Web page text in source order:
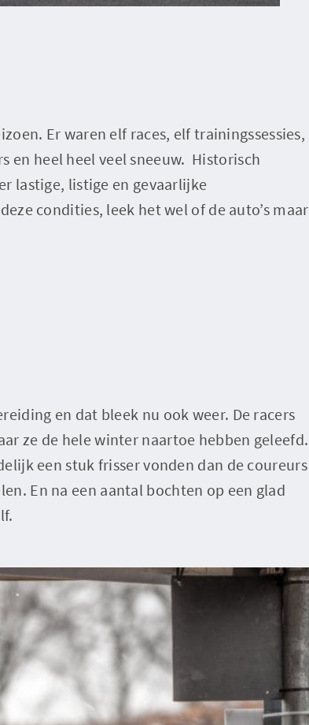
Er waren elf races, elf trainingssessies,
en heel heel veel sneeuw. Historisch
lastige, listige en gevaarlijke
condities, leek het wel of de auto’s maar
en dat bleek nu ook weer. De racers
ze de hele winter naartoe hebben geleefd.
een stuk frisser vonden dan de coureurs
En na een aantal bochten op een glad